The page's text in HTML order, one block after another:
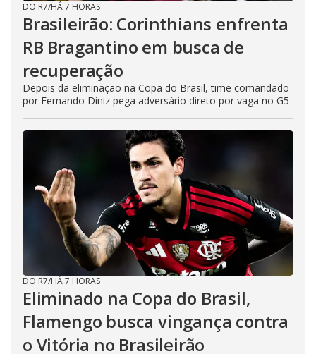
DO R7/HÁ 7 HORAS
Brasileirão: Corinthians enfrenta
RB Bragantino em busca de
recuperação
Depois da eliminação na Copa do Brasil, time comandado
por Fernando Diniz pega adversário direto por vaga no G5
DO R7/HÁ 7 HORAS
Eliminado na Copa do Brasil,
Flamengo busca vingança contra
o Vitória no Brasileirão